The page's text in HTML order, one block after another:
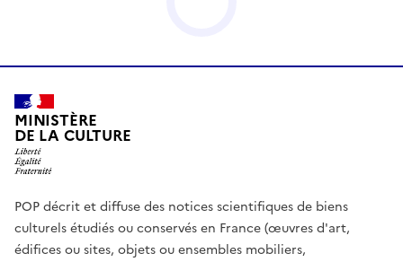
MINISTÈRE
DE LA CULTURE
POP décrit et diffuse des notices scientifiques de biens
culturels étudiés ou conservés en France (œuvres d'art,
édifices ou sites, objets ou ensembles mobiliers,